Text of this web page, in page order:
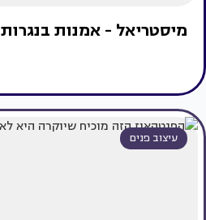
מיסטריאל - אמנות בנגרות
עיצוב פנים